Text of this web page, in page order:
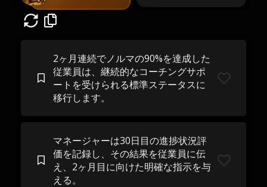
2ヶ月連続でノルマの90%を達成した
従業員は、継続的なコーチングサポ
ートを受けられる標準ステータスに
移行します。
マネージャーは30日目の進捗状況評
価を記録し、その結果を従業員に伝
え、2ヶ月目に向けた明確な指示を与
える。